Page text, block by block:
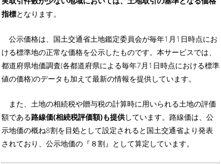
指標となります。
公示価格は、国土交通省土地鑑定委員会が毎年1月1日時点にお
ける標準地の正常な価格を公示したものです。本サービスでは、
都道府県地価調査(各都道府県による毎年7月1日時点における標準
値の価格)のデータも加えて最新の情報を提供しています。
また、土地の相続税や贈与税の計算時に用いられる土地の評価
額である路線価(相続税評価額)も提供しています。路線価は、公
示地価の概ね8割を目処として設定されると国土交通省より発表
されており、公示地価の『８割』として算定しています。